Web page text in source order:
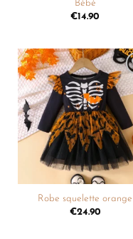
Bébé
€14.90
à
Robe squelette orange
€24.90